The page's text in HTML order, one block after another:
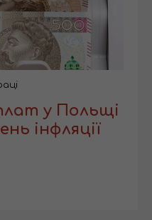
у Польщі
інфляції